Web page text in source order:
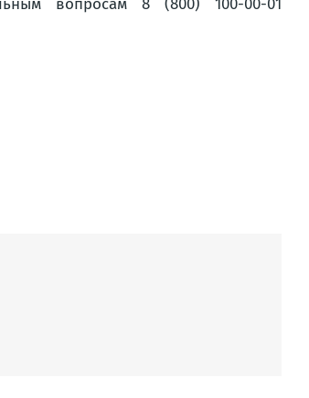
вопросам 8 (800) 100-00-01